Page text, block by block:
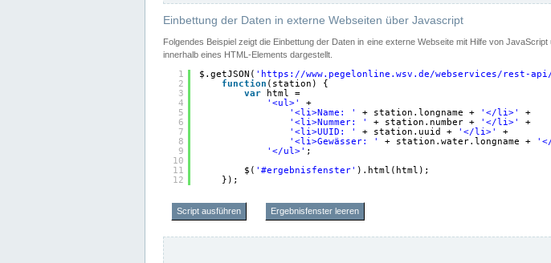
Einbettung der Daten in externe Webseiten über Javascript
Folgendes Beispiel zeigt die Einbettung der Daten in eine externe Webseite mit Hilfe von
innerhalb eines HTML-Elements dargestellt.
1
2
3
4
5
6
7
8
9
10
11
12
$.getJSON( ' https://www.pegelonline.wsv.de/webservices/rest-
function (station) {
var
html =
'<ul>'
+
'<li>Name: '
+ station.longname + '</li>'
+
'<li>Nummer: '
+ station.number + '</li>'
+
'<li>UUID: '
+ station.uuid + '</li>'
+
'<li>Gewässer: '
+ station.water.longname +
'</ul>' ;
$( '#ergebnisfenster' ).html(html);
});
Script ausführen Ergebnisfenster leeren